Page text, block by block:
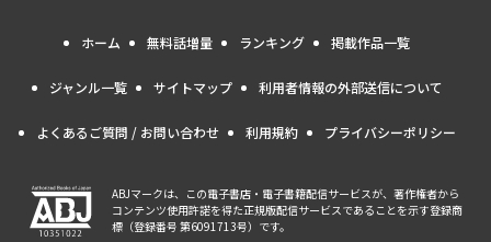
ホーム 無料話増量 ランキング 掲載作品一覧
ジャンル一覧 サイトマップ 利用者情報の外部送信について
よくあるご質問 / お問い合わせ 利用規約 プライバシーポリシー
ABJマークは、この電子書店・電子書籍配信サービスが、著作権者から
コンテンツ使用許諾を得た正規版配信サービスであることを示す登録商
標（登録番号 第6091713号）です。